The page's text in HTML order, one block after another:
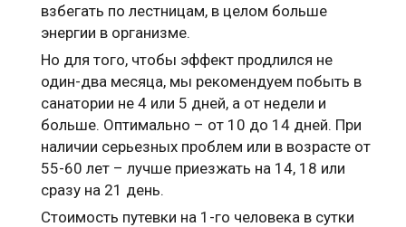
взбегать по лестницам, в целом больше
энергии в организме.
Но для того, чтобы эффект продлился не
один-два месяца, мы рекомендуем побыть в
санатории не 4 или 5 дней, а от недели и
больше. Оптимально – от 10 до 14 дней. При
наличии серьезных проблем или в возрасте от
55-60 лет – лучше приезжать на 14, 18 или
сразу на 21 день.
Стоимость путевки на 1-го человека в сутки